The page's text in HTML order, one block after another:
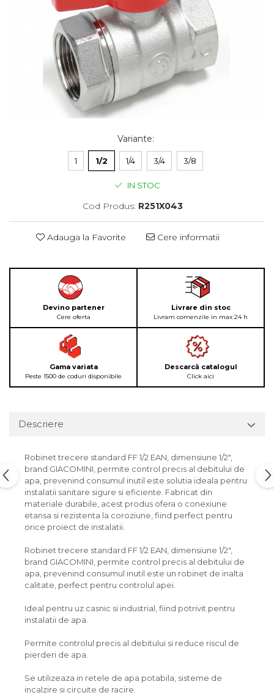
Variante:
1 1/2 1/4 3/4 3/8
IN STOC
Cod Produs: R251X043
Adauga la Favorite Cere informatii
Devino partener
Cere oferta
Livrare din stoc
Livram comenzile in max 24 h
Gama variata
Peste 1500 de coduri disponibile
Descarcă catalogul
Click aici
Descriere
Robinet trecere standard FF 1/2 EAN, dimensiune 1/2",
brand GIACOMINI, permite control precis al debitului de
apa, prevenind consumul inutil este solutia ideala pentru
instalatii sanitare sigure si eficiente. Fabricat din
materiale durabile, acest produs ofera o conexiune
etansa si rezistenta la coroziune, fiind perfect pentru
orice proiect de instalatii.
Robinet trecere standard FF 1/2 EAN, dimensiune 1/2",
brand GIACOMINI, permite control precis al debitului de
apa, prevenind consumul inutil este un robinet de inalta
calitate, perfect pentru controlul apei.
Ideal pentru uz casnic si industrial, fiind potrivit pentru
instalatii de apa.
Permite controlul precis al debitului si reduce riscul de
pierderi de apa.
Se utilizeaza in retele de apa potabila, sisteme de
incalzire si circuite de racire.